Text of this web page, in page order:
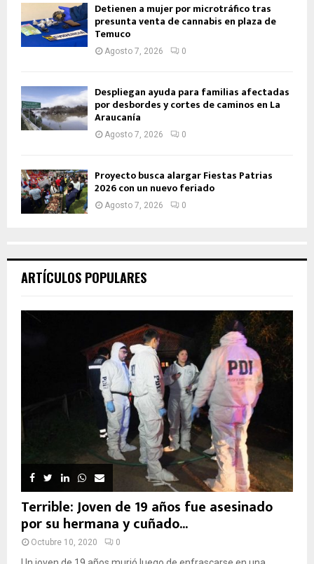
Detienen a mujer por microtráfico tras
presunta venta de cannabis en plaza de
Temuco
Agosto 7, 2026 0
Despliegan ayuda para familias afectadas
por desbordes y cortes de caminos en La
Araucanía
Agosto 7, 2026 0
Proyecto busca alargar Fiestas Patrias
2026 con un nuevo feriado
Agosto 7, 2026 0
ARTÍCULOS POPULARES
Terrible: Joven de 19 años fue asesinado
por su hermana y cuñado...
Octubre 10, 2020 0